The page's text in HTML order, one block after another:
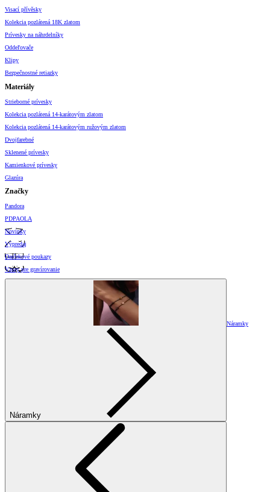
Visací přívěsky
Kolekcia pozlátená 18K zlatom
Prívesky na náhrdelníky
Oddeľovače
Klipy
Bezpečnostné retiazky
Materiály
Strieborné prívesky
Kolekcia pozlátená 14-karátovým zlatom
Kolekcia pozlátená 14-karátovým ružovým zlatom
Dvojfarebné
Sklenené prívesky
Kamienkové prívesky
Glazúra
Značky
Pandora
PDPAOLA
Novinky
Výpredaj
Darčekové poukazy
Vzory pre gravírovanie
Náramky
Náramky